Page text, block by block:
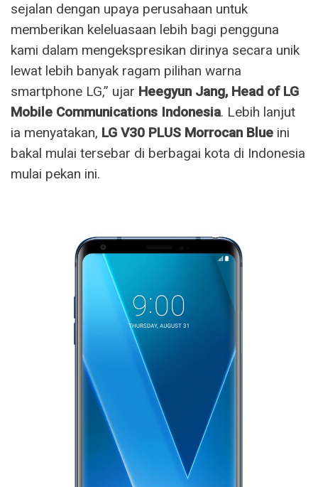
sejalan dengan upaya perusahaan untuk
memberikan keleluasaan lebih bagi pengguna
kami dalam mengekspresikan dirinya secara unik
lewat lebih banyak ragam pilihan warna
smartphone LG,” ujar Heegyun Jang, Head of LG
Mobile Communications Indonesia. Lebih lanjut
ia menyatakan, LG V30 PLUS Morrocan Blue ini
bakal mulai tersebar di berbagai kota di Indonesia
mulai pekan ini.